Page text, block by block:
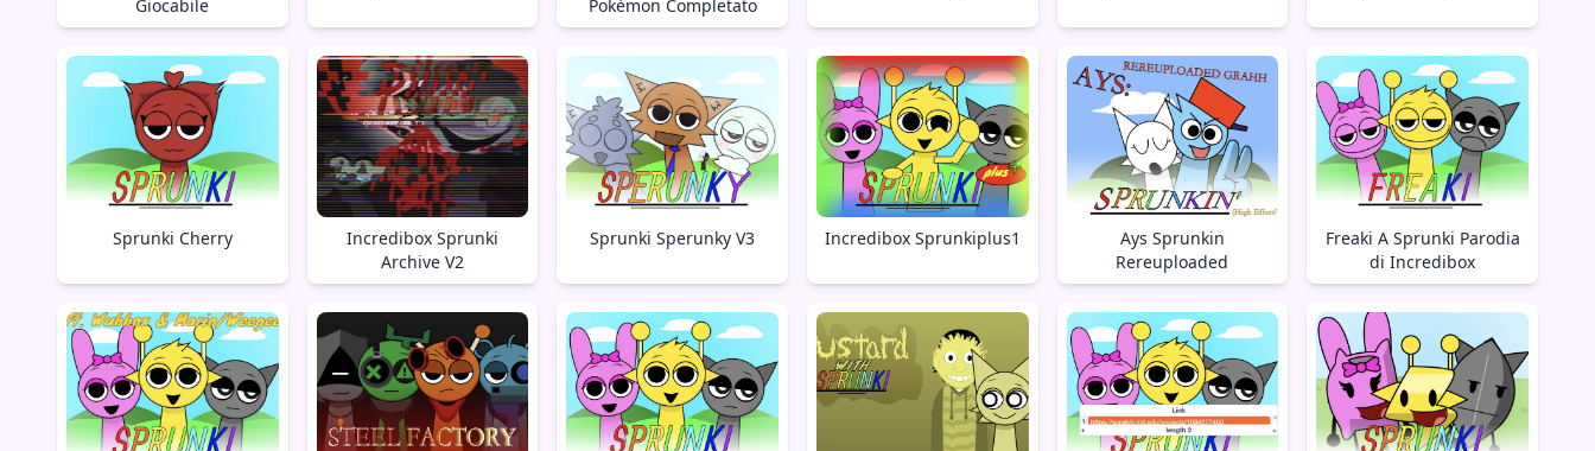
Giocabile
Pokèmon Completato
Sprunki Cherry
Incredibox Sprunki
Archive V2
Sprunki Sperunky V3 Incredibox Sprunkiplus1
Ays Sprunkin
Rereuploaded
Freaki A Sprunki Parodia
di Incredibox